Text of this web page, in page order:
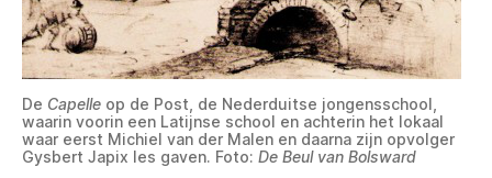
De Capelle op de Post, de Nederduitse jongensschool,
waarin voorin een Latijnse school en achterin het lokaal
waar eerst Michiel van der Malen en daarna zijn opvolger
Gysbert Japix les gaven. Foto: De Beul van Bolsward